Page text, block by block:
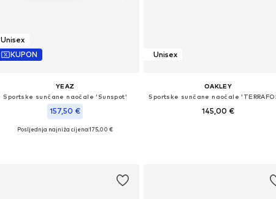
Unisex
KUPON
YEAZ
Sportske sunčane naočale 'Sunspot'
157,50 €
Dostupne veličine: One Size
Posljednja najniža cijena:175,00 €
Unisex
OAKLEY
145,00 €